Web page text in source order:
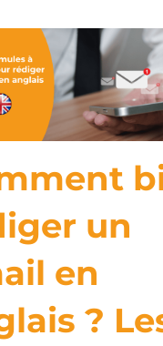
un
en
?